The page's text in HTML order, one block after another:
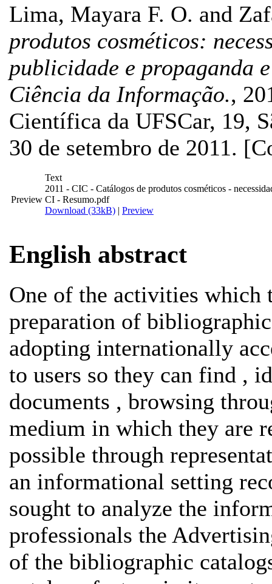
Lima, Mayara F. O. and
produtos cosméticos:
publicidade e propaganda
Ciência da Informação.,
Científica da UFSCar, 19,
30 de setembro de 2011.
Preview
Text
2011 - CIC - Catálogos de produtos cosméticos -
CI - Resumo.pdf
Download (33kB) | Preview
English abstract
One of the activities which
preparation of
adopting internationally
to users so they can find ,
documents , browsing
medium in which they are
possible through
an informational setting
sought to analyze the
professionals the
of the bibliographic